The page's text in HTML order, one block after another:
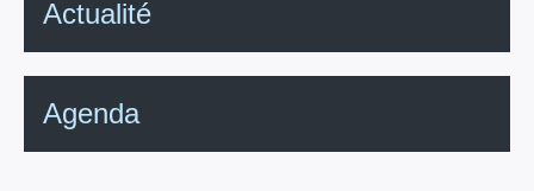
Actualité
Agenda